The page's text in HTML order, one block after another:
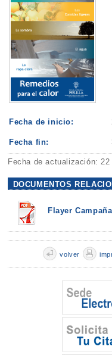
Fecha de inicio:
Fecha fin:
Fecha de actualización:
DOCUMENTOS
Flayer
volver